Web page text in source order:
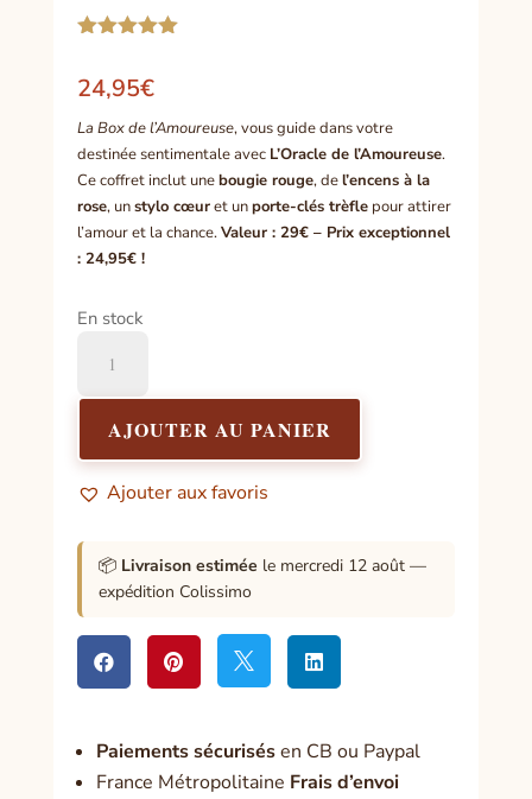
basé sur
client
24,95€
La Box de l’Amoureuse, vous guide dans votre
destinée sentimentale avec L’Oracle de l’Amoureuse.
Ce coffret inclut unebougie rouge, del’encens à la
rose, unstylo cœuret unporte-clés trèflepour attirer
l’amour et la chance.Valeur : 29€ – Prix exceptionnel
: 24,95€ !
En stock
Box
l'Amoureuse
AJOUTER AU PANIER
Ajouter aux favoris
📦 Livraison estimée le mercredi 12 août —
expédition Colissimo
   
Paiements sécurisésen CB ou Paypal
France Métropolitaine Frais d’envoi